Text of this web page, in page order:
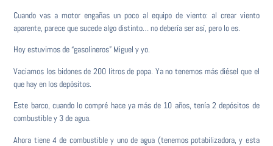
Cuando vas a motor engañas un poco al equipo de viento: al crear viento
aparente, parece que sucede algo distinto… no debería ser así, pero lo es.
Hoy estuvimos de “gasolineros” Miguel y yo.
Vaciamos los bidones de 200 litros de popa. Ya no tenemos más diésel que el
que hay en los depósitos.
Este barco, cuando lo compré hace ya más de 10 años, tenía 2 depósitos de
combustible y 3 de agua.
Ahora tiene 4 de combustible y uno de agua (tenemos potabilizadora, y esta